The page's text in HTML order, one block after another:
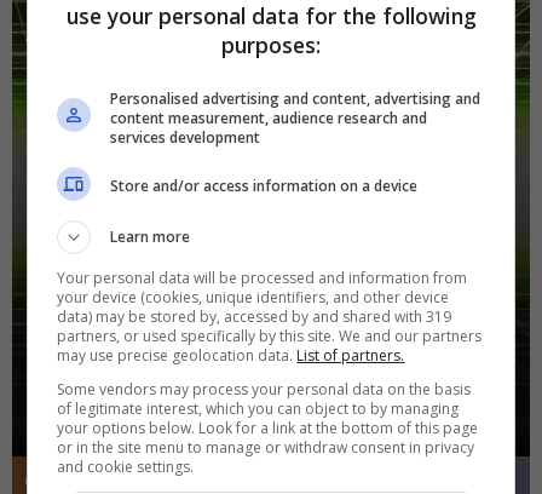
Avatar che proietta la tua
ombra, la nuova scoperta
sconvolgente
Gennaio 24, 2024
use your personal data for the following
purposes:
Personalised advertising and content, advertising and
content measurement, audience research and
services development
Store and/or access information on a device
Learn more
Your personal data will be processed and information from
your device (cookies, unique identifiers, and other device
data) may be stored by, accessed by and shared with 319
partners, or used specifically by this site. We and our partners
may use precise geolocation data. List of partners.
Some vendors may process your personal data on the basis
of legitimate interest, which you can object to by managing
your options below. Look for a link at the bottom of this page
or in the site menu to manage or withdraw consent in privacy
and cookie settings.